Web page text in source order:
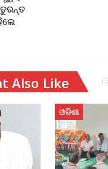
Also Like
ଓଡିଶା